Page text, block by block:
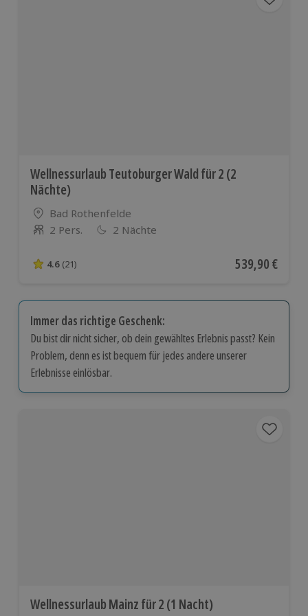
Wellnessurlaub Teutoburger Wald für 2 (2
Nächte)
Standort
Bad Rothenfelde
Anzahl der Teilnehmer
2 Pers. 2 Nächte
4.6 von 5 Sternen basierend auf 21 Bewertungen
4.6 (21) Aktueller Preis
539,90 €
Immer das richtige Geschenk:
Du bist dir nicht sicher, ob dein gewähltes Erlebnis passt? Kein
Problem, denn es ist bequem für jedes andere unserer
Erlebnisse einlösbar.
Wellnessurlaub Mainz für 2 (1 Nacht)